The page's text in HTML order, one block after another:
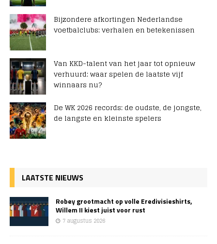
Bijzondere afkortingen Nederlandse
voetbalclubs: verhalen en betekenissen
Van KKD-talent van het jaar tot opnieuw
verhuurd: waar spelen de laatste vijf
winnaars nu?
De WK 2026 records: de oudste, de jongste,
de langste en kleinste spelers
LAATSTE NIEUWS
Robey grootmacht op volle Eredivisieshirts,
Willem II kiest juist voor rust
7 augustus 2026